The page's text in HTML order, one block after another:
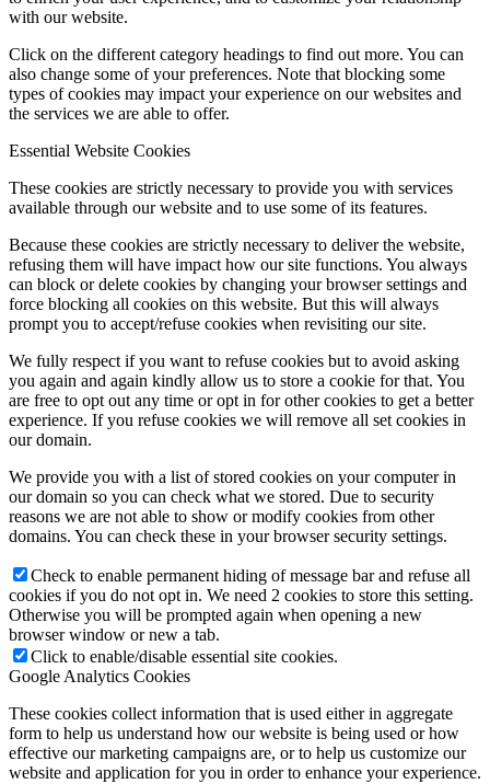
with our website.
Click on the different category headings to find out more. You can
also change some of your preferences. Note that blocking some
types of cookies may impact your experience on our websites and
the services we are able to offer.
Essential Website Cookies
These cookies are strictly necessary to provide you with services
available through our website and to use some of its features.
Because these cookies are strictly necessary to deliver the website,
refusing them will have impact how our site functions. You always
can block or delete cookies by changing your browser settings and
force blocking all cookies on this website. But this will always
prompt you to accept/refuse cookies when revisiting our site.
We fully respect if you want to refuse cookies but to avoid asking
you again and again kindly allow us to store a cookie for that. You
are free to opt out any time or opt in for other cookies to get a better
experience. If you refuse cookies we will remove all set cookies in
our domain.
We provide you with a list of stored cookies on your computer in
our domain so you can check what we stored. Due to security
reasons we are not able to show or modify cookies from other
domains. You can check these in your browser security settings.
Check to enable permanent hiding of message bar and refuse all
cookies if you do not opt in. We need 2 cookies to store this setting.
Otherwise you will be prompted again when opening a new
browser window or new a tab.
Click to enable/disable essential site cookies.
Google Analytics Cookies
These cookies collect information that is used either in aggregate
form to help us understand how our website is being used or how
effective our marketing campaigns are, or to help us customize our
website and application for you in order to enhance your experience.